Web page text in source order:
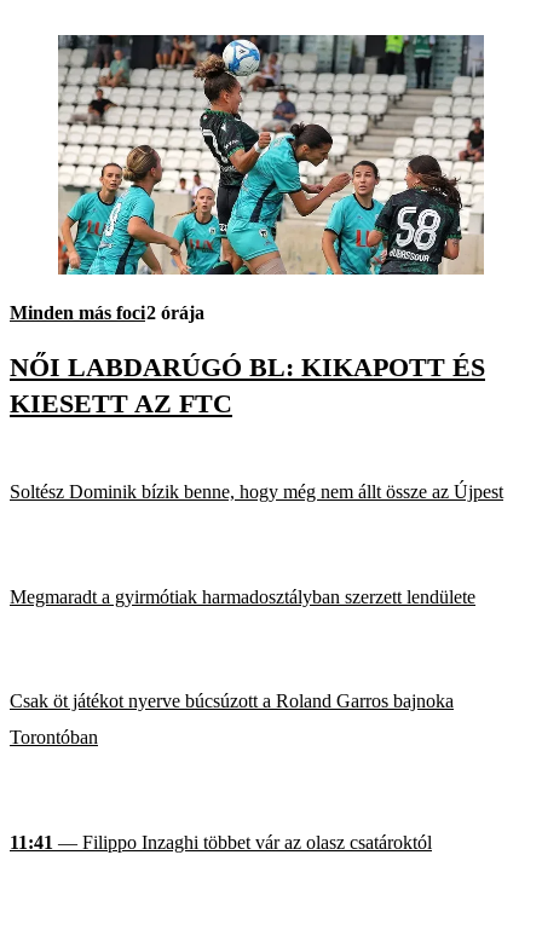
Minden más foci2 órája
NŐI LABDARÚGÓ BL: KIKAPOTT ÉS
KIESETT AZ FTC
Soltész Dominik bízik benne, hogy még nem állt össze az Újpest
Megmaradt a gyirmótiak harmadosztályban szerzett lendülete
Csak öt játékot nyerve búcsúzott a Roland Garros bajnoka
Torontóban
11:41 — Filippo Inzaghi többet vár az olasz csatároktól